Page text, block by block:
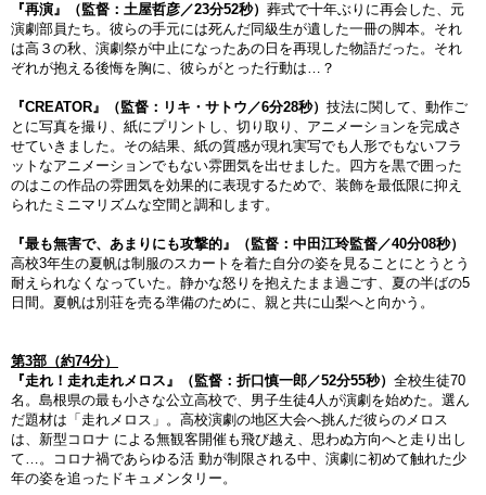
『再演』（監督：土屋哲彦／23分52秒） 葬式で十年ぶりに再会した、元
演劇部員たち。彼らの手元には死んだ同級生が遺した一冊の脚本。それ
は高３の秋、演劇祭が中止になったあの日を再現した物語だった。それ
ぞれが抱える後悔を胸に、彼らがとった行動は…？
『CREATOR』（監督：リキ・サトウ／6分28秒） 技法に関して、動作ご
とに写真を撮り、紙にプリントし、切り取り、アニメーションを完成さ
せていきました。その結果、紙の質感が現れ実写でも人形でもないフラ
ットなアニメーションでもない雰囲気を出せました。四方を黒で囲った
のはこの作品の雰囲気を効果的に表現するためで、装飾を最低限に抑え
られたミニマリズムな空間と調和します。
『最も無害で、あまりにも攻撃的』（監督：中田江玲監督／40分08秒）
高校3年生の夏帆は制服のスカートを着た自分の姿を見ることにとうとう
耐えられなくなっていた。静かな怒りを抱えたまま過ごす、夏の半ばの5
日間。夏帆は別荘を売る準備のために、親と共に山梨へと向かう。
第3部（約74分）
『走れ！走れ走れメロス』（監督：折口慎一郎／52分55秒） 全校生徒70
名。島根県の最も小さな公立高校で、男子生徒4人が演劇を始めた。選ん
だ題材は「走れメロス」。高校演劇の地区大会へ挑んだ彼らのメロス
は、新型コロナ による無観客開催も飛び越え、思わぬ方向へと走り出し
て…。コロナ禍であらゆる活 動が制限される中、演劇に初めて触れた少
年の姿を追ったドキュメンタリー。